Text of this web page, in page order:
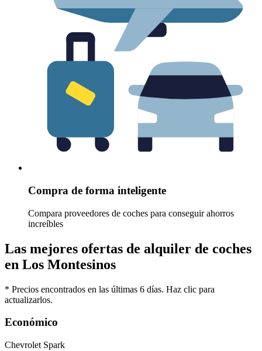
Compra de forma inteligente
Compara proveedores de coches para conseguir ahorros
increíbles
Las mejores ofertas de alquiler de coches
en Los Montesinos
* Precios encontrados en las últimas 6 días. Haz clic para
actualizarlos.
Económico
Chevrolet Spark